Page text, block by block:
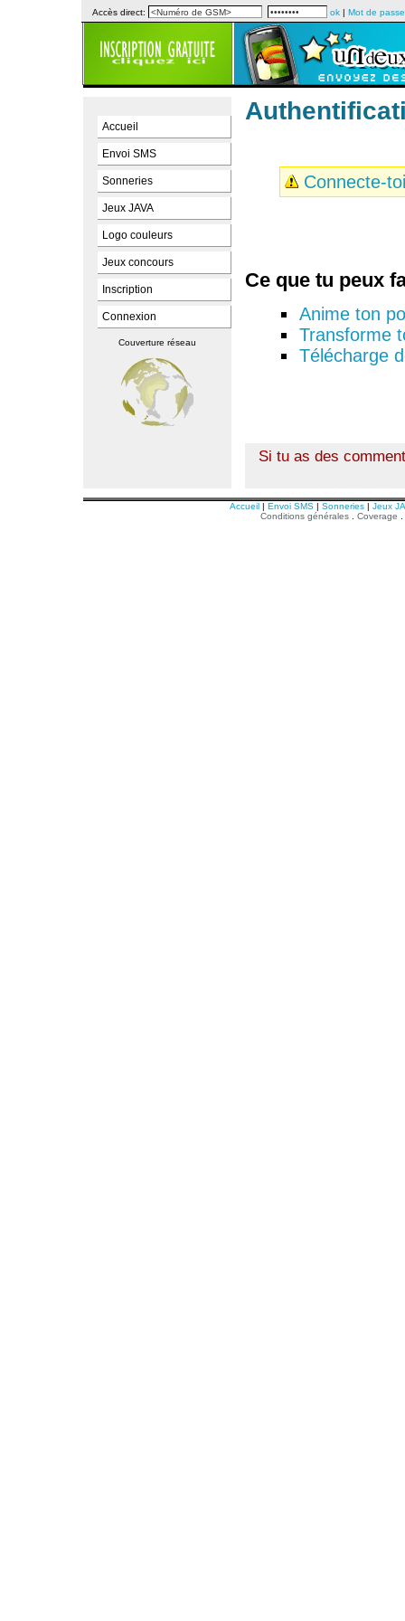
Accès direct: ok | Mot de
Accueil
Envoi SMS
Sonneries
Jeux JAVA
Logo couleurs
Jeux concours
Inscription
Connexion
Couverture réseau
Connecte-toi
Ce que tu peux
Anime ton
Transforme
Télécharge
Si tu as des
Accueil | Envoi SMS | Sonneries | Jeux
Conditions générales. Coverage